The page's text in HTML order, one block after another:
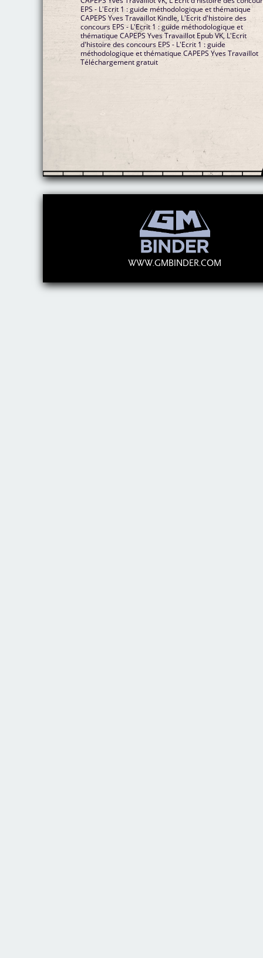
EPS - L'Ecrit 1 : guide méthodologique et thématique
CAPEPS Yves Travaillot Kindle, L'Ecrit d'histoire des
concours EPS - L'Ecrit 1 : guide méthodologique et
thématique CAPEPS Yves Travaillot Epub VK, L'Ecrit
d'histoire des concours EPS - L'Ecrit 1 : guide
méthodologique et thématique CAPEPS Yves Travaillot
Téléchargement gratuit
WWW.GMBINDER.COM